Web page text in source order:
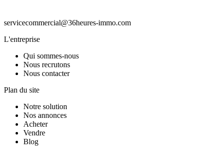
servicecommercial@36heures-immo.com
L'entreprise
Qui sommes-nous
Nous recrutons
Nous contacter
Plan du site
Notre solution
Nos annonces
Acheter
Vendre
Blog